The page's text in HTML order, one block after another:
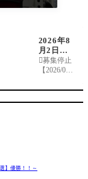
】優勝！！～
2026年8
月2日
（日）20
26年相模
ー釣り体
募集停止
【2026/06/
になりま